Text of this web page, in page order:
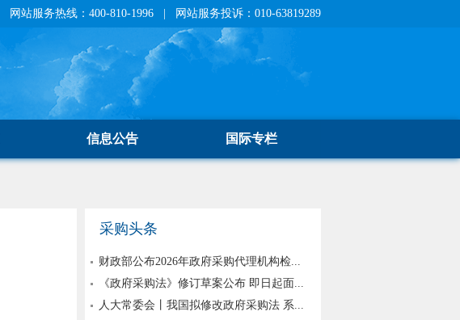
网站服务热线：400-810-1996 | 网站服务投诉：010-63819289
信息公告 国际专栏
采购头条
财政部公布2026年政府采购代理机构检...
《政府采购法》修订草案公布 即日起面...
人大常委会丨我国拟修改政府采购法 系...